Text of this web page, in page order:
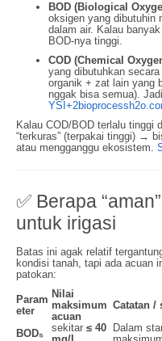
BOD (Biological
oksigen yang dibutuhin
dalam air. Kalau
BOD-nya tinggi.
COD (Chemical
yang dibutuhkan
organik + zat lain yang
nggak bisa semua).
YSI +2
Kalau COD/BOD terlalu
“terkuras” (terpakai tinggi) →
atau mengganggu ekosistem.
✅ Berapa
untuk irigasi
Batas ini agak relatif
kondisi tanah, tapi ada acuan
patokan:
Param
eter
Nilai
maksimum
acuan
Catatan /
BOD₅ sekitar ≤ 40
Dalam